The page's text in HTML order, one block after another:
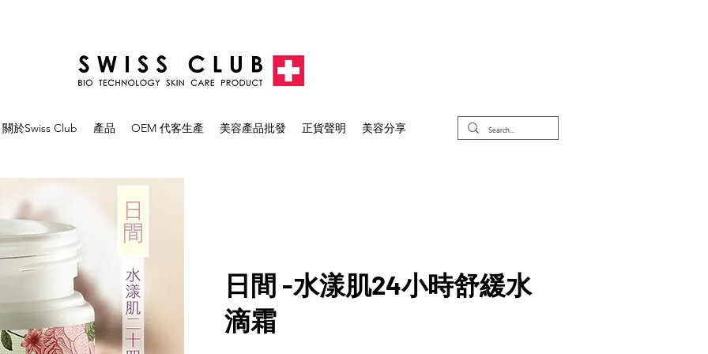
關於Swiss Club 產品 OEM 代客生產 美容產品批發 正貨聲明 美容分享
日間 -水漾肌24小時舒緩水
滴霜